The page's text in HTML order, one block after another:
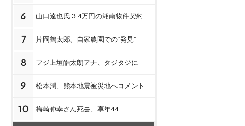
6 山口達也氏 3.4万円の湘南物件契約
7 片岡鶴太郎、自家農園での“発見”
8 フジ上垣皓太朗アナ、タジタジに
9 松本潤、熊本地震被災地へコメント
10 梅崎伸幸さん死去、享年44